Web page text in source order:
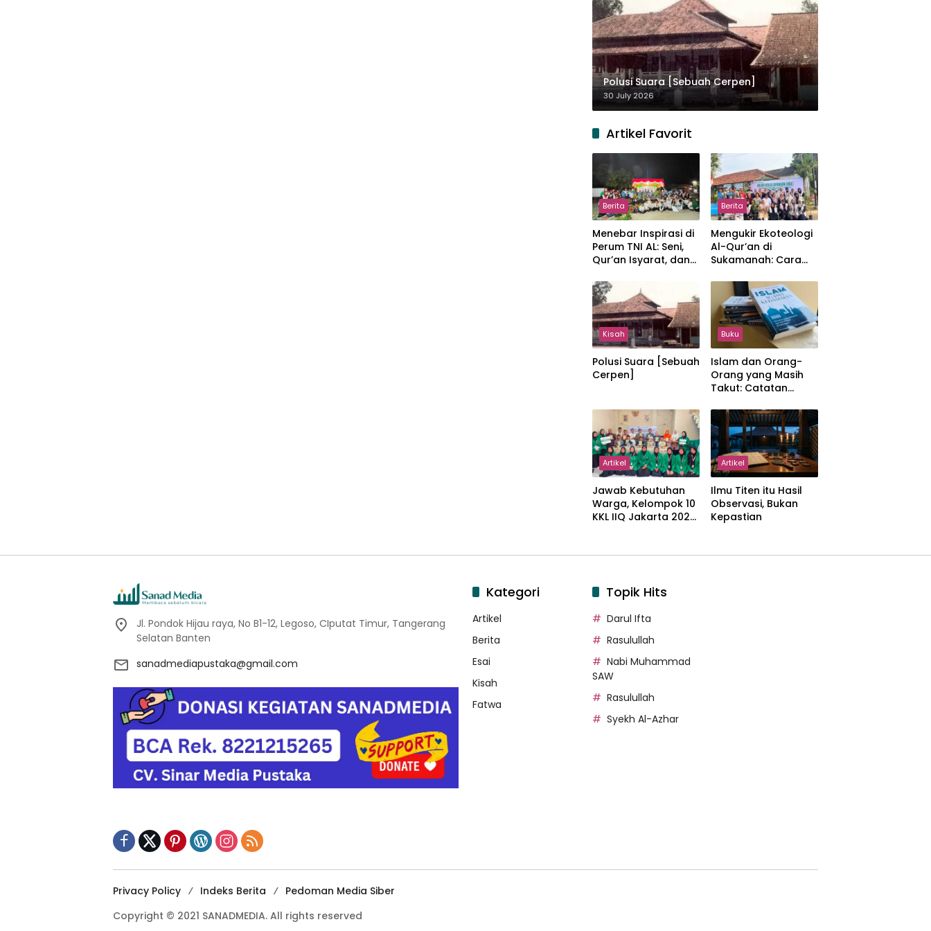
Polusi Suara [Sebuah Cerpen]
30 July 2026
Artikel Favorit
Berita
Menebar Inspirasi di
Perum TNI AL: Seni,
Qur’an Isyarat, dan
Hangat
Berita
Mengukir Ekoteologi
Al-Qur’an di
Sukamanah: Cara
Jakarta Menjaga
Bumi Jonggol
Kisah
Polusi Suara [Sebuah
Cerpen]
Buku
Islam dan Orang-
Orang yang Masih
Takut: Catatan
Kemajemukan, dan
Negara dalam
Pemikiran Masykuri
Abdillah
Artikel
Jawab Kebutuhan
Warga, Kelompok 10
KKL IIQ Jakarta 2026
Sukamanah
Artikel
Ilmu Titen itu Hasil
Observasi, Bukan
Kepastian
Jl. Pondok Hijau raya, No B1-12, Legoso, CIputat Timur, Tangerang
Selatan Banten
sanadmediapustaka@gmail.com
Kategori
Artikel
Berita
Esai
Kisah
Fatwa
Topik Hits
Darul Ifta
Rasulullah
Nabi Muhammad
SAW
Rasulullah
Syekh Al-Azhar
Privacy Policy Indeks Berita
Pedoman Media Siber
Copyright © 2021 SANADMEDIA. All rights reserved